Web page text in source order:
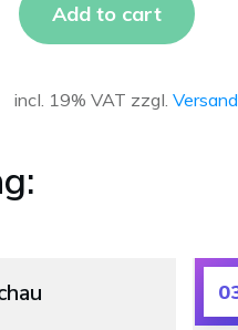
Add to cart
incl. 19% VAT zzgl.